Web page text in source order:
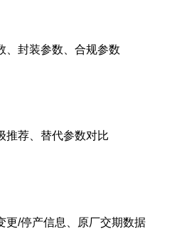
、封装参数、合规参数
推荐、替代参数对比
更/停产信息、原厂交期数据